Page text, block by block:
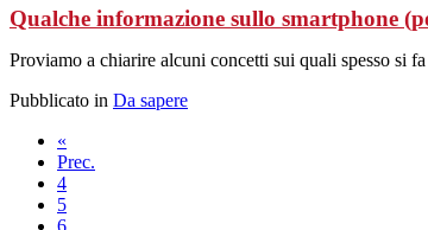
Qualche informazione sullo smartphone
Proviamo a chiarire alcuni concetti sui quali spesso si
Pubblicato in Da sapere
«
Prec.
4
5